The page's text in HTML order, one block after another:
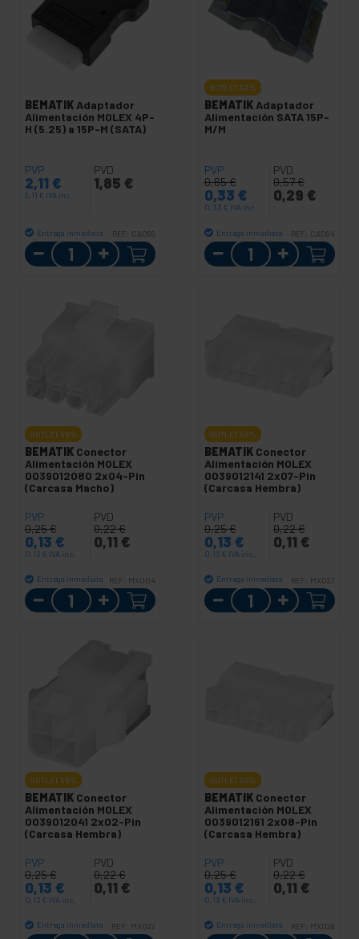
BEMATIK Adaptador
Alimentación MOLEX 4P-
H (5.25) a 15P-M (SATA)
PVP
2,11 €
2,11 € IVA inc.
PVD
1,85 €
Entrega inmediata REF: CA099
Cantidad
OUTLET 50%
BEMATIK Adaptador
Alimentación SATA 15P-
M/M
PVP
0,65€
0,33 €
0,33 € IVA inc.
PVD
0,57€
0,29 €
Entrega inmediata REF: CA094
Cantidad
OUTLET 50%
BEMATIK Conector
Alimentación MOLEX
0039012080 2x04-Pin
(Carcasa Macho)
PVP
0,25€
0,13 €
0,13 € IVA inc.
PVD
0,22€
0,11 €
Entrega inmediata REF: MX004
Cantidad
OUTLET 50%
BEMATIK Conector
Alimentación MOLEX
0039012141 2x07-Pin
(Carcasa Hembra)
PVP
0,25€
0,13 €
0,13 € IVA inc.
PVD
0,22€
0,11 €
Entrega inmediata REF: MX027
Cantidad
OUTLET 50%
BEMATIK Conector
Alimentación MOLEX
0039012041 2x02-Pin
(Carcasa Hembra)
PVP
0,25€
0,13 €
0,13 € IVA inc.
PVD
0,22€
0,11 €
Entrega inmediata REF: MX022
OUTLET 50%
BEMATIK Conector
Alimentación MOLEX
0039012161 2x08-Pin
(Carcasa Hembra)
PVP
0,25€
0,13 €
0,13 € IVA inc.
PVD
0,22€
0,11 €
Entrega inmediata REF: MX028